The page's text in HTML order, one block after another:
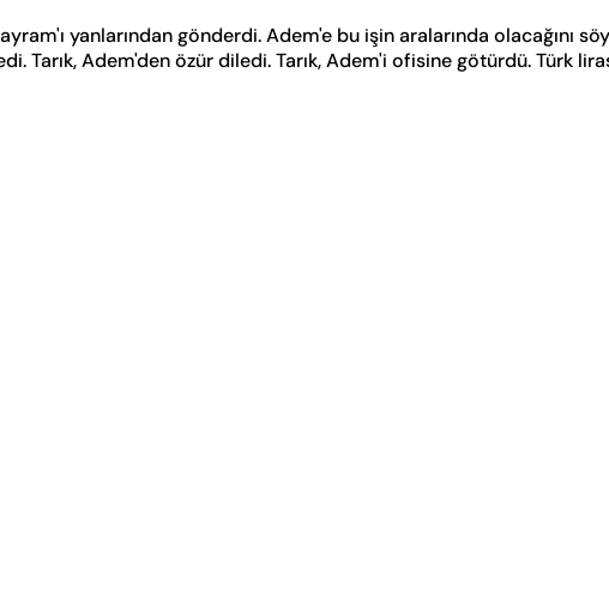
yanlarından gönderdi. Adem'e bu işin aralarında olacağını
Tarık, Adem'den özür diledi. Tarık, Adem'i ofisine götürdü. Türk